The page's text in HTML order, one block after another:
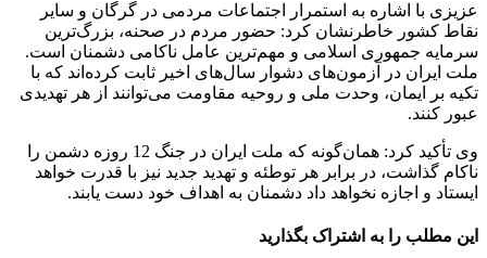
عزیزی با اشاره به استمرار اجتماعات مردمی در گرگان و سایر
نقاط کشور خاطرنشان کرد: حضور مردم در صحنه، بزرگ‌ترین
سرمایه جمهوری اسلامی و مهم‌ترین عامل ناکامی دشمنان است.
ملت ایران در آزمون‌های دشوار سال‌های اخیر ثابت کرده‌اند که با
تکیه بر ایمان، وحدت ملی و روحیه مقاومت می‌توانند از هر تهدیدی
عبور کنند.
وی تأکید کرد: همان‌گونه که ملت ایران در جنگ 12 روزه دشمن را
ناکام گذاشت، در برابر هر توطئه و تهدید جدید نیز با قدرت خواهد
ایستاد و اجازه نخواهد داد دشمنان به اهداف خود دست یابند.
این مطلب را به اشتراک بگذارید